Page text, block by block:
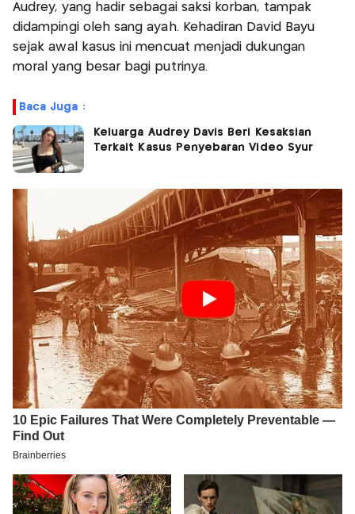
Audrey, yang hadir sebagai saksi korban, tampak
didampingi oleh sang ayah. Kehadiran David Bayu
sejak awal kasus ini mencuat menjadi dukungan
moral yang besar bagi putrinya.
Baca Juga :
Keluarga Audrey Davis Beri Kesaksian
Terkait Kasus Penyebaran Video Syur